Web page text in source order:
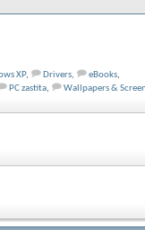
XP, Drivers, eBooks,
PC zastita, Wallpapers &